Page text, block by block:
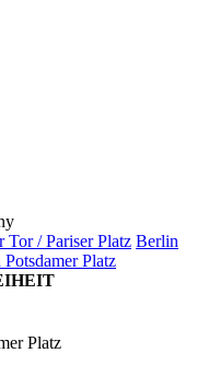
Tor / Pariser Platz Berlin
Platz
Platz